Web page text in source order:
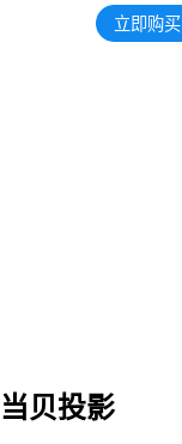
立即购买
当贝投影